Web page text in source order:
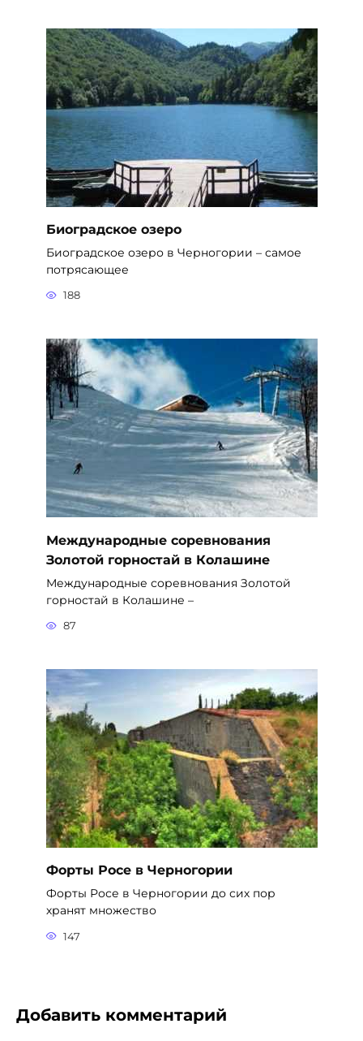
Биоградское озеро
Биоградское озеро в Черногории – самое
потрясающее
188
Международные соревнования
Золотой горностай в Колашине
Международные соревнования Золотой
горностай в Колашине –
87
Форты Росе в Черногории
Форты Росе в Черногории до сих пор
хранят множество
147
Добавить комментарий